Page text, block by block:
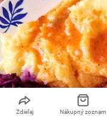
Zdieľaj Nákupný zoznam